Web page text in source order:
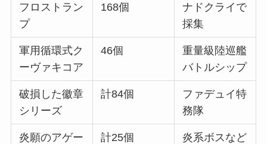
フロストラン
プ
168個
ナドクライで
採集
軍用循環式ク
ーヴァキコア
46個
重量級陸巡艦
バトルシップ
破損した徽章
シリーズ
計84個
ファデュイ特
務隊
炎願のアゲー
計25個 炎系ボスなど